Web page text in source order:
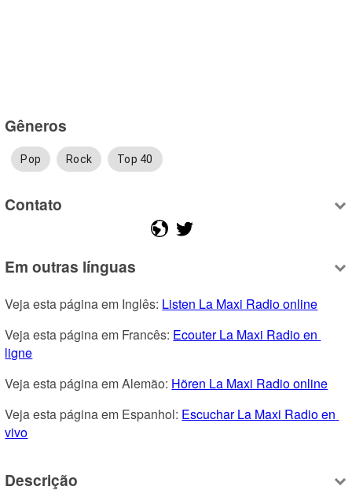
Gêneros
Pop Rock Top 40
Contato
Em outras línguas
Veja esta página em Inglês: Listen La Maxi Radio online
Veja esta página em Francês: Ecouter La Maxi Radio en
ligne
Veja esta página em Alemão: Hören La Maxi Radio online
Veja esta página em Espanhol: Escuchar La Maxi Radio en
vivo
Descrição